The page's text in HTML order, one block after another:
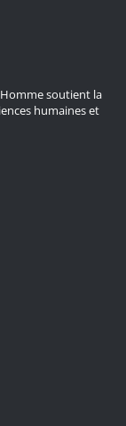
soutient la
humaines et